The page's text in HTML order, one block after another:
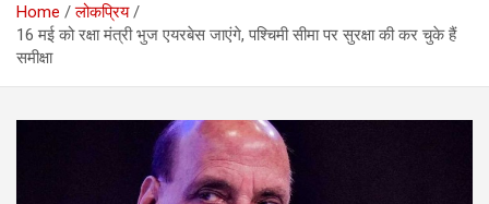
Home
लोकप्रिय
16 मई को रक्षा मंत्री भुज एयरबेस जाएंगे, पश्चिमी सीमा पर सुरक्षा की कर चुके हैं
समीक्षा